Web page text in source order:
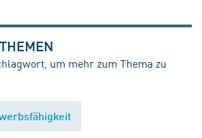
um mehr zum Thema zu